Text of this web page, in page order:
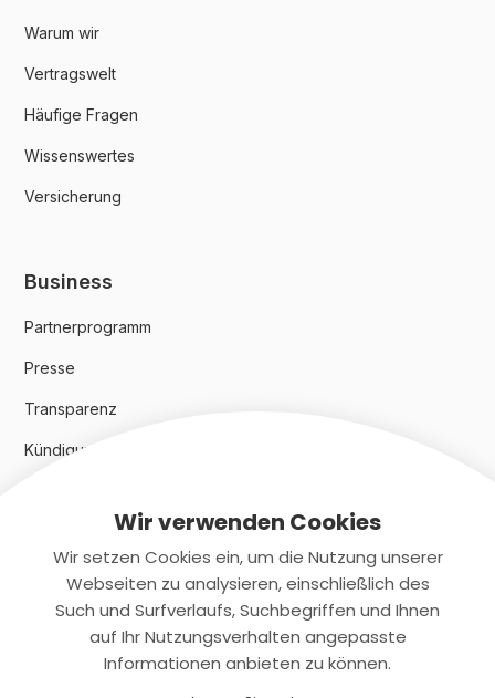
Warum wir
Vertragswelt
Häufige Fragen
Wissenswertes
Versicherung
Business
Partnerprogramm
Presse
Transparenz
Kündigungsindex 2024
Rechtliches
Datenschutz
Wir verwenden Cookies
Wir setzen Cookies ein, um die Nutzung unserer
Webseiten zu analysieren, einschließlich des
Such und Surfverlaufs, Suchbegriffen und Ihnen
auf Ihr Nutzungsverhalten angepasste
Informationen anbieten zu können.